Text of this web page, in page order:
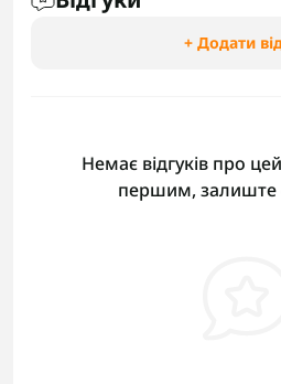
+ Додати
Немає відгуків про
першим, залиште